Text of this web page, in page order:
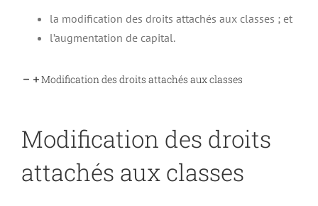
la modification des droits attachés aux classes ; et
l’augmentation de capital.
Modification des droits attachés aux classes
Modification des droits
attachés aux classes